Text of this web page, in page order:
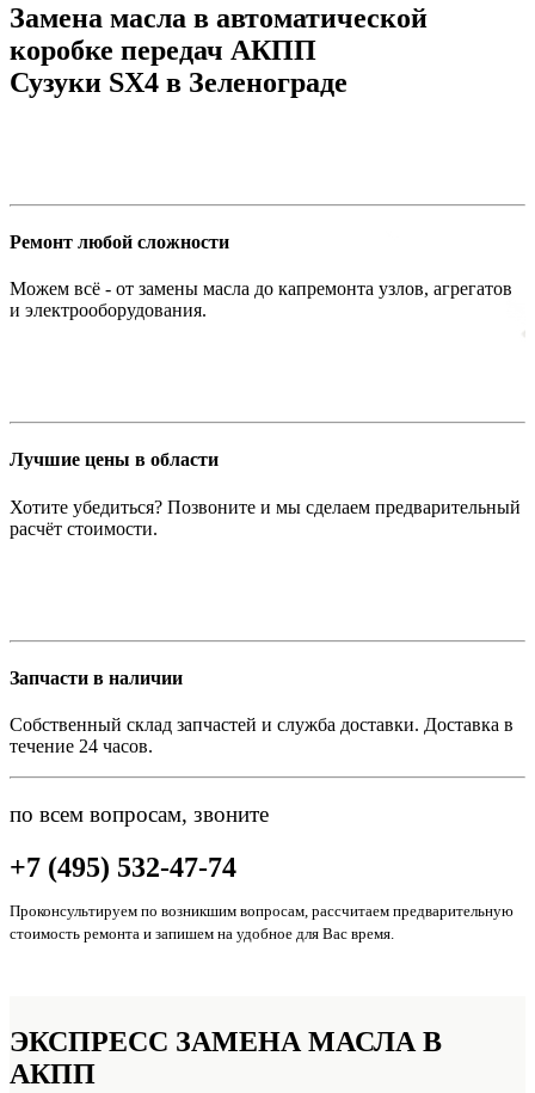
Замена масла в автоматической
коробке передач АКПП
Сузуки SX4 в Зеленограде
Ремонт любой сложности
Можем всё - от замены масла до капремонта узлов, агрегатов
и электрооборудования.
Лучшие цены в области
Хотите убедиться? Позвоните и мы сделаем предварительный
расчёт стоимости.
Запчасти в наличии
Собственный склад запчастей и служба доставки. Доставка в
течение 24 часов.
по всем вопросам, звоните
+7 (495) 532-47-74
Проконсультируем по возникшим вопросам, рассчитаем предварительную
стоимость ремонта и запишем на удобное для Вас время.
ЭКСПРЕСС ЗАМЕНА МАСЛА В
АКПП